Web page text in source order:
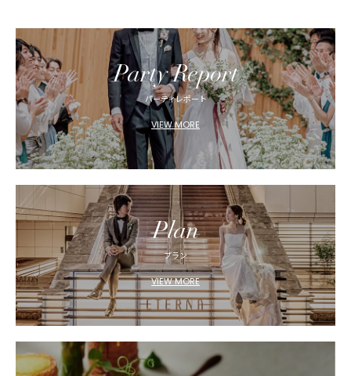
Party Report
パーティレポート
VIEW MORE
Plan
プラン
VIEW MORE